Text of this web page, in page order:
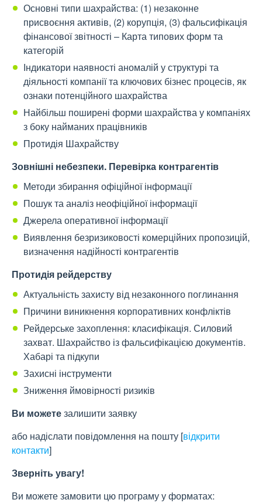
Основні типи шахрайства: (1) незаконне
присвоєння активів, (2) корупція, (3) фальсифікація
фінансової звітності – Карта типових форм та
категорій
Індикатори наявності аномалій у структурі та
діяльності компанії та ключових бізнес процесів, як
ознаки потенційного шахрайства
Найбільш поширені форми шахрайства у компаніях
з боку найманих працівників
Протидія Шахрайству
Зовнішні небезпеки. Перевірка контрагентів
Методи збирання офіційної інформації
Пошук та аналіз неофіційної інформації
Джерела оперативної інформації
Виявлення безризиковості комерційних пропозицій,
визначення надійності контрагентів
Протидія рейдерству
Актуальність захисту від незаконного поглинання
Причини виникнення корпоративних конфліктів
Рейдерське захоплення: класифікація. Силовий
захват. Шахрайство із фальсифікацією документів.
Хабарі та підкупи
Захисні інструменти
Зниження ймовірності ризиків
Ви можетезалишити заявку
або надіслати повідомлення на пошту [відкрити
контакти]
Зверніть увагу!
Ви можете замовити цю програму у форматах: